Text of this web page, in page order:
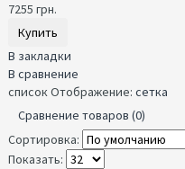
7255 грн.
Купить
В закладки
В сравнение
списокОтображение: сетка
Сравнение товаров (0)
Сортировка:
Показать: